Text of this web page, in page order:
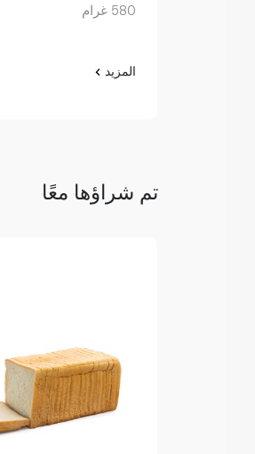
580 غرام
المزيد
تم شراؤها معًا